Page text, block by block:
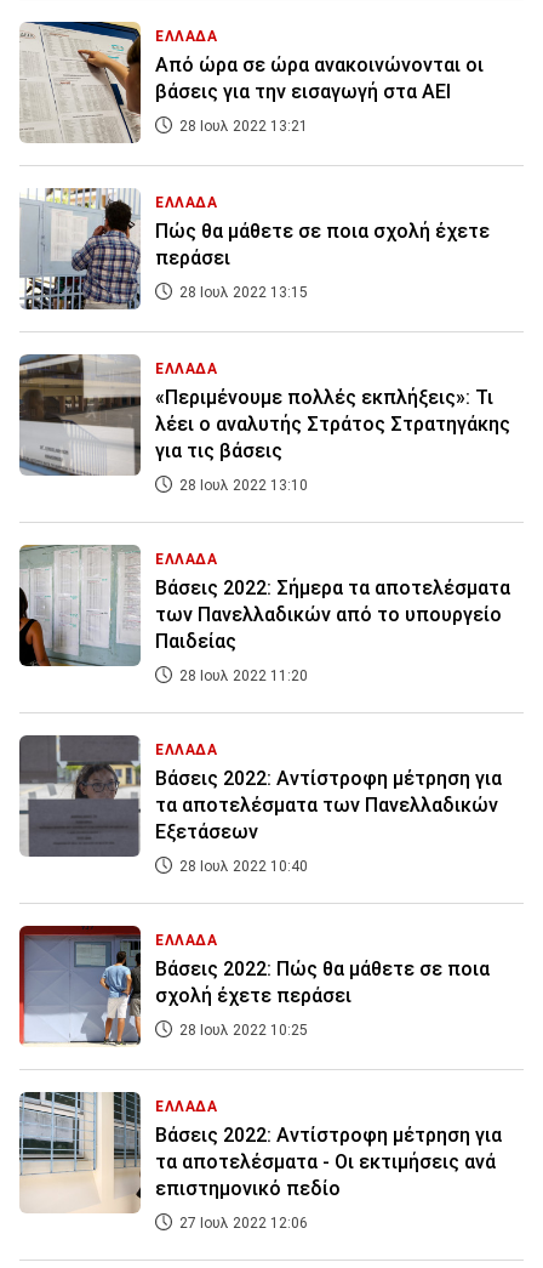
ΕΛΛΑΔΑ
Από ώρα σε ώρα ανακοινώνονται οι
βάσεις για την εισαγωγή στα ΑΕΙ
28 Ιουλ 2022 13:21
ΕΛΛΑΔΑ
Πώς θα μάθετε σε ποια σχολή έχετε
περάσει
28 Ιουλ 2022 13:15
ΕΛΛΑΔΑ
«Περιμένουμε πολλές εκπλήξεις»: Τι
λέει ο αναλυτής Στράτος Στρατηγάκης
για τις βάσεις
28 Ιουλ 2022 13:10
ΕΛΛΑΔΑ
Βάσεις 2022: Σήμερα τα αποτελέσματα
των Πανελλαδικών από το υπουργείο
Παιδείας
28 Ιουλ 2022 11:20
ΕΛΛΑΔΑ
Βάσεις 2022: Αντίστροφη μέτρηση για
τα αποτελέσματα των Πανελλαδικών
Εξετάσεων
28 Ιουλ 2022 10:40
ΕΛΛΑΔΑ
Βάσεις 2022: Πώς θα μάθετε σε ποια
σχολή έχετε περάσει
28 Ιουλ 2022 10:25
ΕΛΛΑΔΑ
Βάσεις 2022: Αντίστροφη μέτρηση για
τα αποτελέσματα - Οι εκτιμήσεις ανά
επιστημονικό πεδίο
27 Ιουλ 2022 12:06